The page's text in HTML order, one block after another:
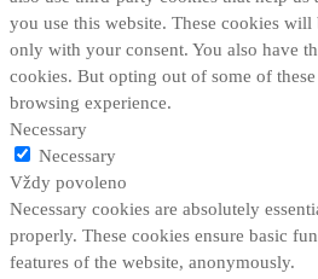
you use this website. These cookies
only with your consent. You also have
cookies. But opting out of some of
browsing experience.
Necessary
Necessary
Vždy povoleno
Necessary cookies are absolutely
properly. These cookies ensure basic
features of the website, anonymously.